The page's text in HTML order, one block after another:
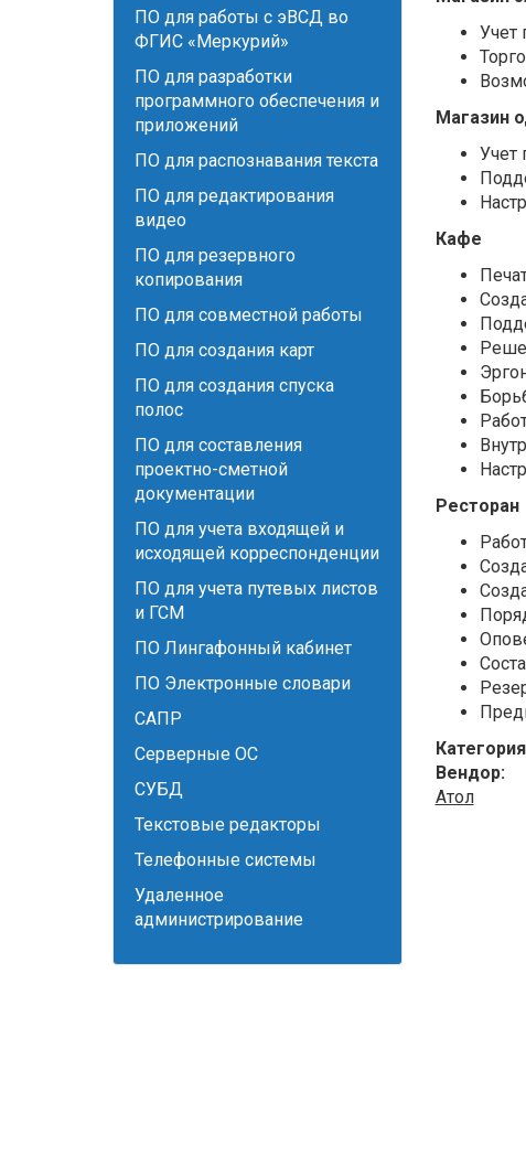
ПО для работы с эВСД во
ФГИС «Меркурий»
ПО для разработки
программного обеспечения и
приложений
ПО для распознавания текста
ПО для редактирования
видео
ПО для резервного
копирования
ПО для совместной работы
ПО для создания карт
ПО для создания спуска
полос
ПО для составления
проектно-сметной
документации
ПО для учета входящей и
исходящей корреспонденции
ПО для учета путевых листов
и ГСМ
ПО Лингафонный кабинет
ПО Электронные словари
САПР
Серверные ОС
СУБД
Текстовые редакторы
Телефонные системы
Удаленное
администрирование
Учет
Магазин
Учет
Кафе
Ресторан
Вендор:
Атол